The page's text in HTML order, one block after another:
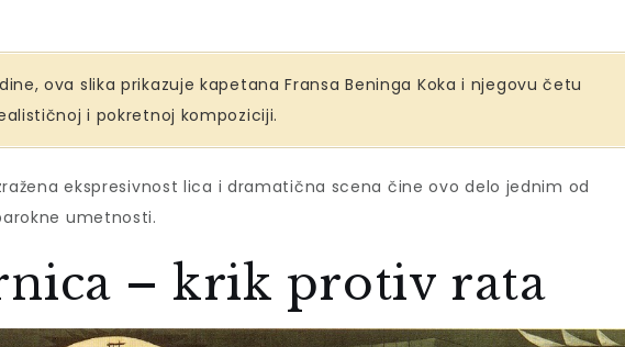
ova slika prikazuje kapetana Fransa Beninga Koka i njegovu četu
i pokretnoj kompoziciji.
ekspresivnost lica i dramatična scena čine ovo delo jednim od
umetnosti.
– krik protiv rata